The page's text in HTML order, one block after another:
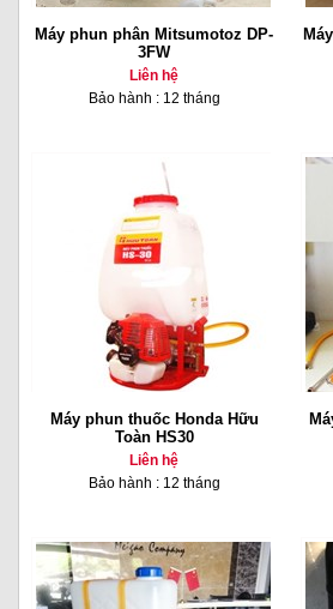
Máy phun phân Mitsumotoz DP-
3FW
Liên hệ
Bảo hành : 12 tháng
Máy phun thuốc Honda Hữu
Toàn HS30
Liên hệ
Bảo hành : 12 tháng